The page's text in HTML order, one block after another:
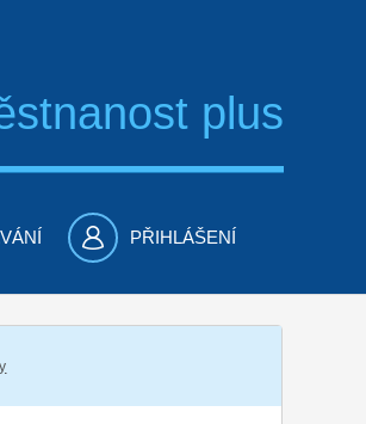
plus
PŘIHLÁŠENÍ